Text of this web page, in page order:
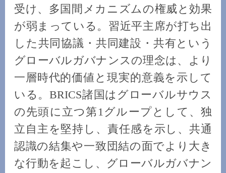
受け、多国間メカニズムの権威と効果
が弱まっている。習近平主席が打ち出
した共同協議・共同建設・共有という
グローバルガバナンスの理念は、より
一層時代的価値と現実的意義を示して
いる。BRICS諸国はグローバルサウス
の先頭に立つ第1グループとして、独
立自主を堅持し、責任感を示し、共通
認識の結集や一致団結の面でより大き
な行動を起こし、グローバルガバナン